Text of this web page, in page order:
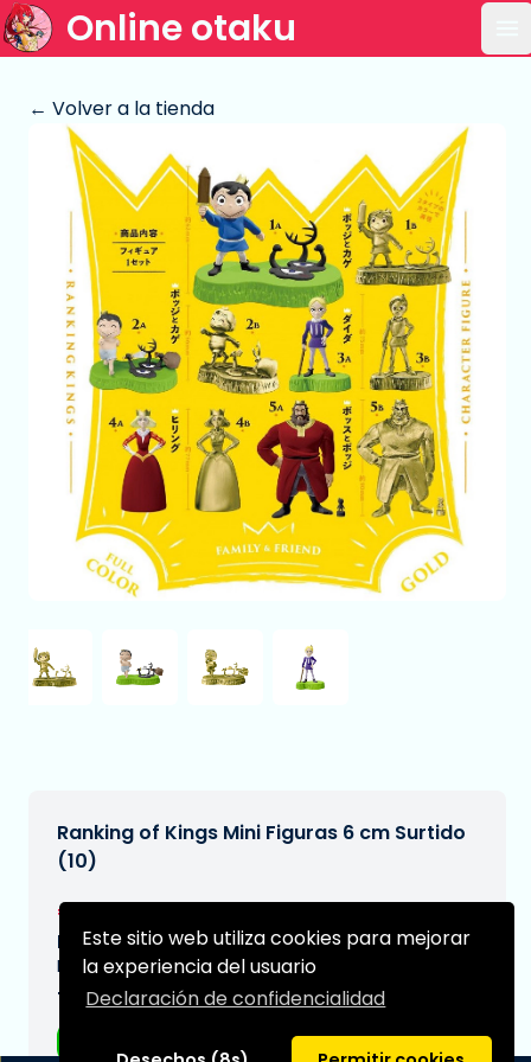
Este sitio web utiliza cookies para mejorar
la experiencia del usuario
Declaración de confidencialidad
Online otaku
← Volver a la tienda
Ranking of Kings Mini Figuras 6 cm Surtido
(10)
€74,95
Fecha de entrega prevista:
N/A
Tipo: